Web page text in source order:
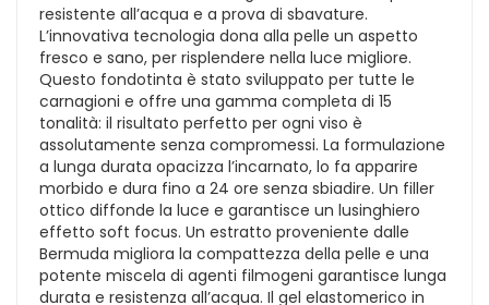
resistente all’acqua e a prova di sbavature.
L’innovativa tecnologia dona alla pelle un aspetto
fresco e sano, per risplendere nella luce migliore.
Questo fondotinta è stato sviluppato per tutte le
carnagioni e offre una gamma completa di 15
tonalità: il risultato perfetto per ogni viso è
assolutamente senza compromessi. La formulazione
a lunga durata opacizza l’incarnato, lo fa apparire
morbido e dura fino a 24 ore senza sbiadire. Un filler
ottico diffonde la luce e garantisce un lusinghiero
effetto soft focus. Un estratto proveniente dalle
Bermuda migliora la compattezza della pelle e una
potente miscela di agenti filmogeni garantisce lunga
durata e resistenza all’acqua. Il gel elastomerico in